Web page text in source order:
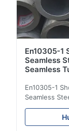
En10305-1
Seamless
Seamless
En10305-1
Seamless
Tube
used in
precision